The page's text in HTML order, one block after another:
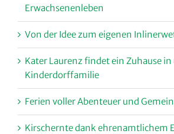
Erwachsenenleben
Von der Idee zum eigenen
Kater Laurenz findet ein Zuhause in
Kinderdorffamilie
Ferien voller Abenteuer und
Kirschernte dank ehrenamtlichem